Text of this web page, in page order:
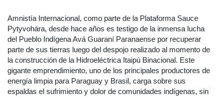
Amnistía Internacional, como parte de la Plataforma Sauce
Pytyvohára, desde hace años es testigo de la inmensa lucha
del Pueblo Indígena Avá Guaraní Paranaense por recuperar
parte de sus tierras luego del despojo realizado al momento de
la construcción de la Hidroeléctrica Itaipú Binacional. Este
gigante emprendimiento, uno de los principales productores de
energía limpia para Paraguay y Brasil, carga sobre sus
espaldas el sufrimiento y dolor de comunidades indígenas, sin